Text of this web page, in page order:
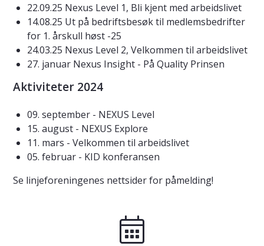
22.09.25 Nexus Level 1, Bli kjent med arbeidslivet
14.08.25 Ut på bedriftsbesøk til medlemsbedrifter
for 1. årskull høst -25
24.03.25 Nexus Level 2, Velkommen til arbeidslivet
27. januar Nexus Insight - På Quality Prinsen
Aktiviteter 2024
09. september - NEXUS Level
15. august - NEXUS Explore
11. mars - Velkommen til arbeidslivet
05. februar - KID konferansen
Se linjeforeningenes nettsider for påmelding!